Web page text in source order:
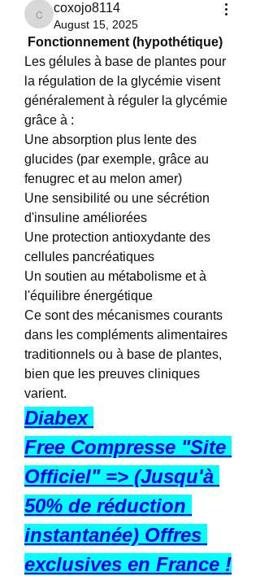
coxojo8114
coxojo8114
August 15, 2025
Fonctionnement (hypothétique)
Les gélules à base de plantes pour
la régulation de la glycémie visent
généralement à réguler la glycémie
grâce à :
Une absorption plus lente des
glucides (par exemple, grâce au
fenugrec et au melon amer)
Une sensibilité ou une sécrétion
d'insuline améliorées
Une protection antioxydante des
cellules pancréatiques
Un soutien au métabolisme et à
l'équilibre énergétique
Ce sont des mécanismes courants
dans les compléments alimentaires
traditionnels ou à base de plantes,
bien que les preuves cliniques
varient.
Diabex
Free Compresse "Site
Officiel" => (Jusqu'à
50% de réduction
instantanée) Offres
exclusives en France !